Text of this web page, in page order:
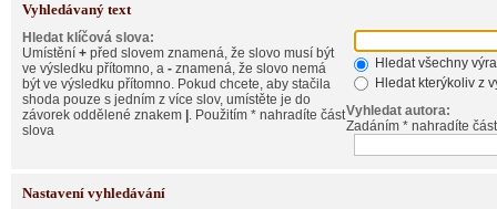
Vyhledávaný text
Hledat klíčová slova:
Umístění + před slovem znamená, že slovo musí být
ve výsledku přítomno, a - znamená, že slovo nemá
být ve výsledku přítomno. Pokud chcete, aby stačila
shoda pouze s jedním z více slov, umístěte je do
závorek oddělené znakem . Použitím * nahradíte část
slova
Hledat všechny
Hledat kterýkoliv z
Vyhledat autora:
Zadáním * nahradíte
Nastavení vyhledávání